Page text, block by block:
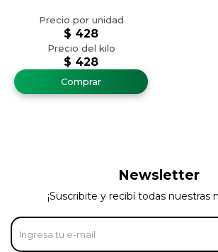
$ 428
$ 428
Newsletter
¡Suscribite y recibí todas nuestras